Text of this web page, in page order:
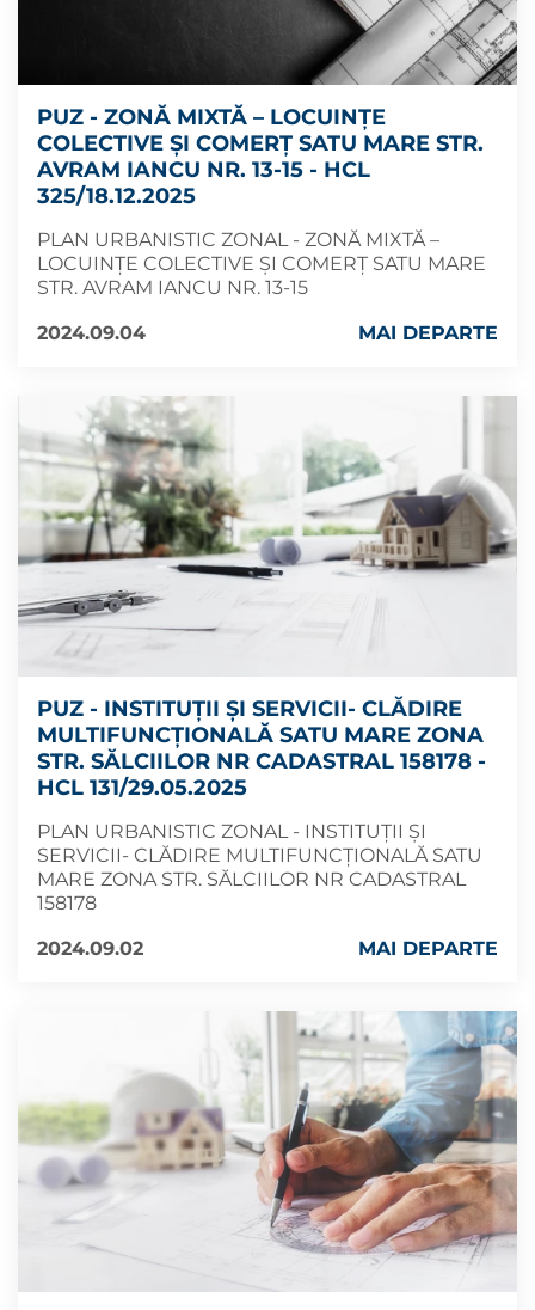
PUZ - ZONĂ MIXTĂ – LOCUINȚE
COLECTIVE ȘI COMERȚ SATU MARE STR.
AVRAM IANCU NR. 13-15 - HCL
325/18.12.2025
PLAN URBANISTIC ZONAL - ZONĂ MIXTĂ –
LOCUINȚE COLECTIVE ȘI COMERȚ SATU MARE
STR. AVRAM IANCU NR. 13-15
2024.09.04
MAI DEPARTE
PUZ - INSTITUȚII ȘI SERVICII- CLĂDIRE
MULTIFUNCȚIONALĂ SATU MARE ZONA
STR. SĂLCIILOR NR CADASTRAL 158178 -
HCL 131/29.05.2025
PLAN URBANISTIC ZONAL - INSTITUȚII ȘI
SERVICII- CLĂDIRE MULTIFUNCȚIONALĂ SATU
MARE ZONA STR. SĂLCIILOR NR CADASTRAL
158178
2024.09.02
MAI DEPARTE